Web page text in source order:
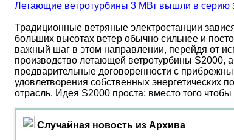
Летающие ветротурбины 3 МВт вышли в серию
Традиционные ветряные электростанции
больших высотах ветер обычно сильнее и
важный шаг в этом направлении, перейдя от
производство летающей ветротурбины S2000,
предварительные договоренности с
удовлетворения собственных энергетических
отрасль. Идея S2000 проста: вместо того чтобы
Случайная новость из Архива